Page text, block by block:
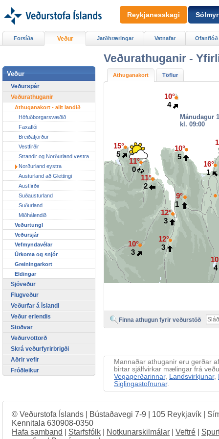
Veðurathuganir -
Athuganakort Töflur
Mánudagur
kl. 09:00
15°
5
12°
3
12°
3
16°
1
10°
5
10°
4
10°
3
9°
1
11°
2
11°
0
Finna athugun fyrir veðurstöð
Mannaðar athuganir eru gerðar
birtar sjálfvirkar mælingar frá
Vegagerðarinnar, Landsvirkjunar,
Siglingastofnunar.
Forsíða Veður Jarðhræringar Vatnafar Ofanflóð
Veður
Veðurspár
Veðurathuganir
Athuganakort - allt landið
Höfuðborgarsvæðið
Faxaflói
Breiðafjörður
Vestfirðir
Strandir og Norðurland vestra
Norðurland eystra
Austurland að Glettingi
Austfirðir
Suðausturland
Suðurland
Miðhálendið
Veðurtungl
Veðursjár
Vefmyndavélar
Úrkoma og snjór
Greiningarkort
Eldingar
Sjóveður
Flugveður
Veðurfar á Íslandi
Veður erlendis
Stöðvar
Veðurvottorð
Skrá veðurfyrirbrigði
Aðrir vefir
Fróðleikur
Reykjanesskagi
© Veðurstofa Íslands | Bústaðavegi 7-9 | 105 Reykjavík |
Kennitala 630908-0350
Hafa samband
Starfsfólk Notkunarskilmálar Veftré